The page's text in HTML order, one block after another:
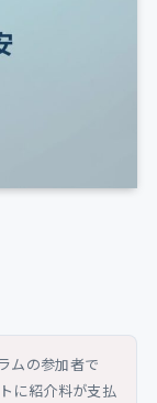
ムの参加者で
に紹介料が支払